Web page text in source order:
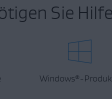
Sie
Windows® -